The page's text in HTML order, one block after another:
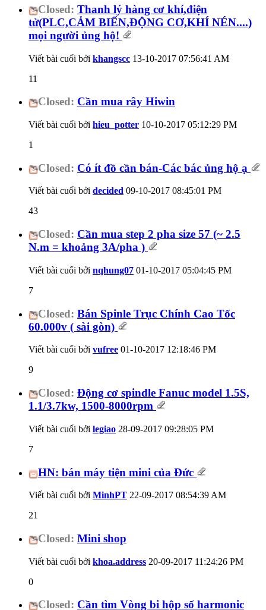
Closed: Thanh lý hàng cơ khí,điện
tử(PLC,CẢM BIẾN,ĐỘNG CƠ,KHÍ NÉN....)
mọi người ủng hộ!
Viết bài cuối bởi khangscc 13-10-2017 07:56:41 AM
11
Closed: Cần mua rây Hiwin
Viết bài cuối bởi hieu_potter 10-10-2017 05:12:29 PM
1
Closed: Có ít đồ cần bán-Các bác ủng hộ ạ
Viết bài cuối bởi decided 09-10-2017 08:45:01 PM
43
Closed: Cần mua step 2 pha size 57 (~ 2.5
N.m = khoảng 3A/pha )
Viết bài cuối bởi nqhung07 01-10-2017 05:04:45 PM
7
Closed: Bán Spinle Trục Chính Cao Tốc
60.000v ( sài gòn)
Viết bài cuối bởi vufree 01-10-2017 12:18:46 PM
9
Closed: Động cơ spindle Fanuc model 1.5S,
1.1/3.7kw, 1500-8000rpm
Viết bài cuối bởi legiao 28-09-2017 09:28:05 PM
7
HN: bán máy tiện mini của Đức
Viết bài cuối bởi MinhPT 22-09-2017 08:54:39 AM
21
Closed: Mini shop
Viết bài cuối bởi khoa.address 20-09-2017 11:24:26 PM
0
Closed: Cần tìm Vòng bi hộp số harmonic